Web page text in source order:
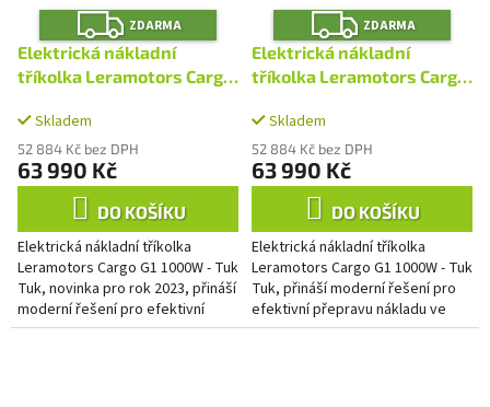
Z
D
A
R
M
ZDARMA
Elektrická nákladní
tříkolka Leramotors Cargo
Červená
Skladem
52 884 Kč bez DPH
63 990 Kč
DO KOŠÍKU
Elektrická nákladní tříkolka
Leramotors Cargo G1 1000W - Tuk
Tuk, novinka pro rok 2023, přináší
moderní řešení pro efektivní
přepravu nákladu ve městě i na
Z
D
A
R
M
ZDARMA
Elektrická nákladní
tříkolka Leramotors Cargo
Skladem
52 884 Kč bez DPH
63 990 Kč
DO KOŠÍKU
Elektrická nákladní tříkolka
Leramotors Cargo G1 1000W - Tuk
Tuk, přináší moderní řešení pro
efektivní přepravu nákladu ve
městě i na venkově. Tento